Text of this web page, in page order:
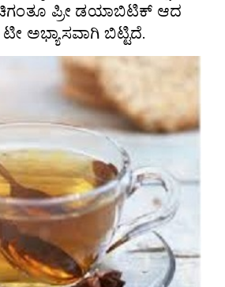
ಪ್ರೀ ಡಯಾಬಿಟಿಕ್ ಆದ
ಅಭ್ಯಾಸವಾಗಿ ಬಿಟ್ಟಿದೆ.